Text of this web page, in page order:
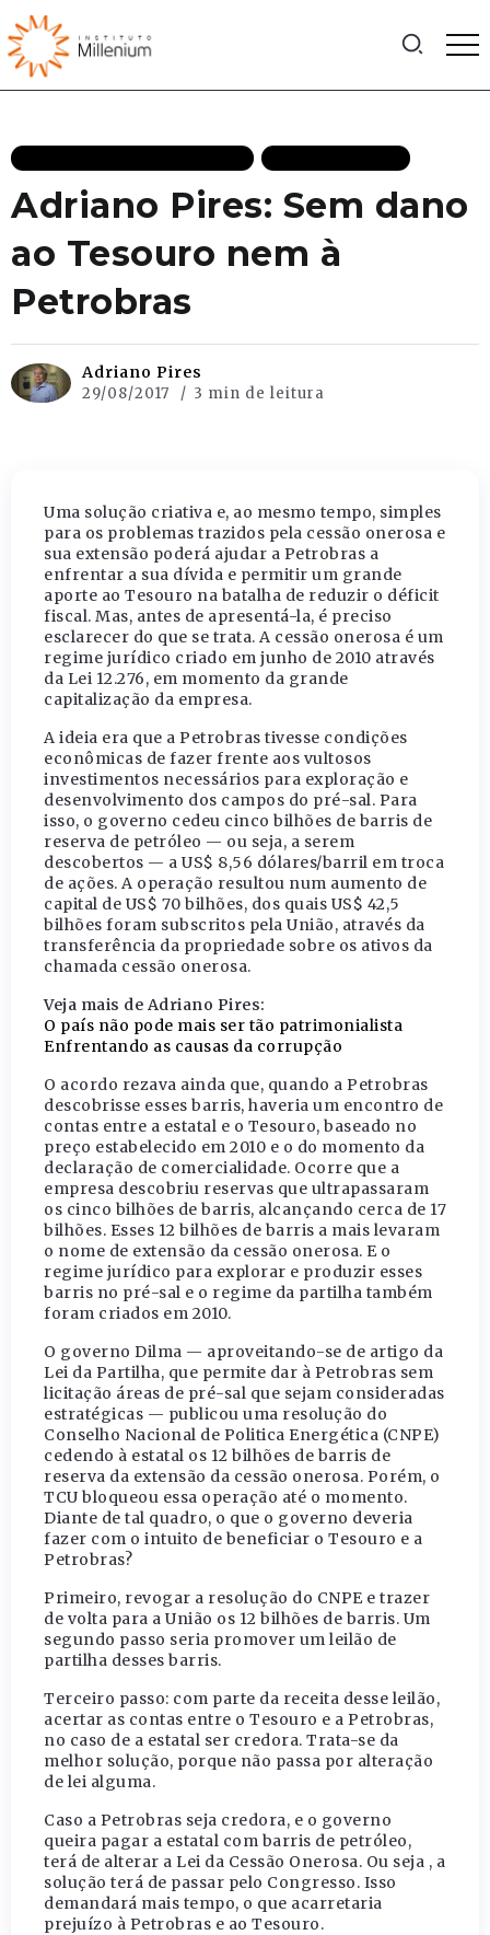
Adriano Pires: Sem dano
ao Tesouro nem à
Petrobras
Adriano Pires
29/08/2017 3 min de leitura
Uma solução criativa e, ao mesmo tempo, simples
para os problemas trazidos pela cessão onerosa e
sua extensão poderá ajudar a Petrobras a
enfrentar a sua dívida e permitir um grande
aporte ao Tesouro na batalha de reduzir o déficit
fiscal. Mas, antes de apresentá-la, é preciso
esclarecer do que se trata. A cessão onerosa é um
regime jurídico criado em junho de 2010 através
da Lei 12.276, em momento da grande
capitalização da empresa.
A ideia era que a Petrobras tivesse condições
econômicas de fazer frente aos vultosos
investimentos necessários para exploração e
desenvolvimento dos campos do pré-sal. Para
isso, o governo cedeu cinco bilhões de barris de
reserva de petróleo — ou seja, a serem
descobertos — a US$ 8,56 dólares/barril em troca
de ações. A operação resultou num aumento de
capital de US$ 70 bilhões, dos quais US$ 42,5
bilhões foram subscritos pela União, através da
transferência da propriedade sobre os ativos da
chamada cessão onerosa.
Veja mais de Adriano Pires:
O país não pode mais ser tão patrimonialista
Enfrentando as causas da corrupção
O acordo rezava ainda que, quando a Petrobras
descobrisse esses barris, haveria um encontro de
contas entre a estatal e o Tesouro, baseado no
preço estabelecido em 2010 e o do momento da
declaração de comercialidade. Ocorre que a
empresa descobriu reservas que ultrapassaram
os cinco bilhões de barris, alcançando cerca de 17
bilhões. Esses 12 bilhões de barris a mais levaram
o nome de extensão da cessão onerosa. E o
regime jurídico para explorar e produzir esses
barris no pré-sal e o regime da partilha também
foram criados em 2010.
O governo Dilma — aproveitando-se de artigo da
Lei da Partilha, que permite dar à Petrobras sem
licitação áreas de pré-sal que sejam consideradas
estratégicas — publicou uma resolução do
Conselho Nacional de Politica Energética (CNPE)
cedendo à estatal os 12 bilhões de barris de
reserva da extensão da cessão onerosa. Porém, o
TCU bloqueou essa operação até o momento.
Diante de tal quadro, o que o governo deveria
fazer com o intuito de beneficiar o Tesouro e a
Petrobras?
Primeiro, revogar a resolução do CNPE e trazer
de volta para a União os 12 bilhões de barris. Um
segundo passo seria promover um leilão de
partilha desses barris.
Terceiro passo: com parte da receita desse leilão,
acertar as contas entre o Tesouro e a Petrobras,
no caso de a estatal ser credora. Trata-se da
melhor solução, porque não passa por alteração
de lei alguma.
Caso a Petrobras seja credora, e o governo
queira pagar a estatal com barris de petróleo,
terá de alterar a Lei da Cessão Onerosa. Ou seja , a
solução terá de passar pelo Congresso. Isso
demandará mais tempo, o que acarretaria
prejuízo à Petrobras e ao Tesouro.